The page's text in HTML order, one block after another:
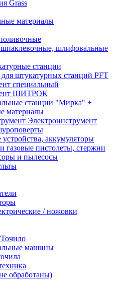
Grass
материалы
шлифовальные
станции
для штукатурных станций PFT
специальный
ШИТРОК
станции "Мирка" +
материалы
Электроинструмент
устройства, аккумуляторы
газовые пистолеты, стержни
и пылесосы
/ ножовки
машины
обработаны)